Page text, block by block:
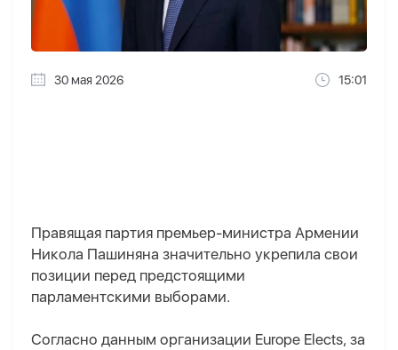
30 мая 2026 15:01
Правящая партия премьер-министра Армении
Никола Пашиняна значительно укрепила свои
позиции перед предстоящими
парламентскими выборами.
Согласно данным организации Europe Elects, за